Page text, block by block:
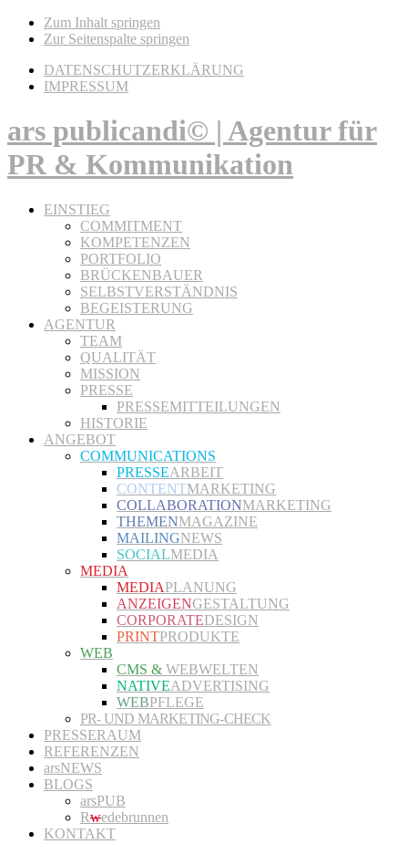
Zum Inhalt springen
Zur Seitenspalte springen
DATENSCHUTZERKLÄRUNG
IMPRESSUM
ars publicandi© | Agentur für
PR & Kommunikation
EINSTIEG
COMMITMENT
KOMPETENZEN
PORTFOLIO
BRÜCKENBAUER
SELBSTVERSTÄNDNIS
BEGEISTERUNG
AGENTUR
TEAM
QUALITÄT
MISSION
PRESSE
PRESSEMITTEILUNGEN
HISTORIE
ANGEBOT
COMMUNICATIONS
PRESSEARBEIT
CONTENTMARKETING
COLLABORATIONMARKETING
THEMENMAGAZINE
MAILINGNEWS
SOCIALMEDIA
MEDIA
MEDIAPLANUNG
ANZEIGENGESTALTUNG
CORPORATEDESIGN
PRINTPRODUKTE
WEB
CMS & WEBWELTEN
NATIVEADVERTISING
WEBPFLEGE
PR- UND MARKETING-CHECK
PRESSERAUM
REFERENZEN
arsNEWS
BLOGS
arsPUB
Rwedebrunnen
KONTAKT